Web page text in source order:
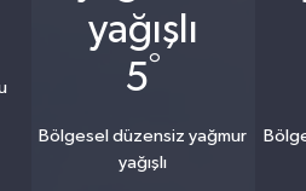
5°
Bölgesel düzensiz yağmur
yağışlı